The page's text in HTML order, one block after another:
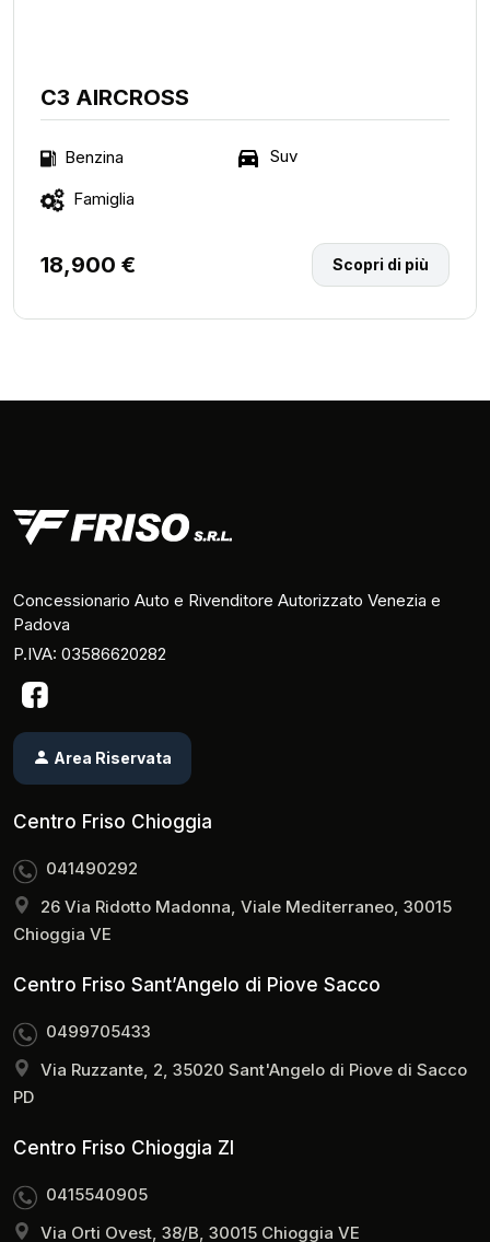
C3 AIRCROSS
Benzina Suv
Famiglia
18,900 € Scopri di più
Concessionario Auto e Rivenditore Autorizzato Venezia e
Padova
P.IVA: 03586620282
Area Riservata
Centro Friso Chioggia
041490292
26 Via Ridotto Madonna, Viale Mediterraneo, 30015
Chioggia VE
Centro Friso Sant’Angelo di Piove Sacco
0499705433
Via Ruzzante, 2, 35020 Sant'Angelo di Piove di Sacco
PD
Centro Friso Chioggia ZI
0415540905
Via Orti Ovest, 38/B, 30015 Chioggia VE